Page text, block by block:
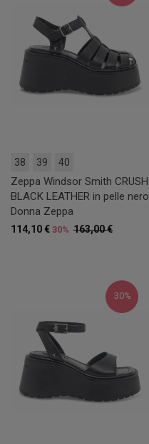
38 39 40
Zeppa Windsor Smith CRUSH
BLACK LEATHER in pelle nero
Donna Zeppa
163,00 €
114,10 € 30%
30%